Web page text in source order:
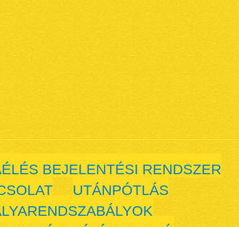
BEJELENTÉSI RENDSZER
UTÁNPÓTLÁS